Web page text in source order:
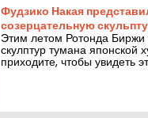
Фудзико Накая
созерцательную
Этим летом Ротонда Биржи
скулптур тумана японской
приходите, чтобы увидеть